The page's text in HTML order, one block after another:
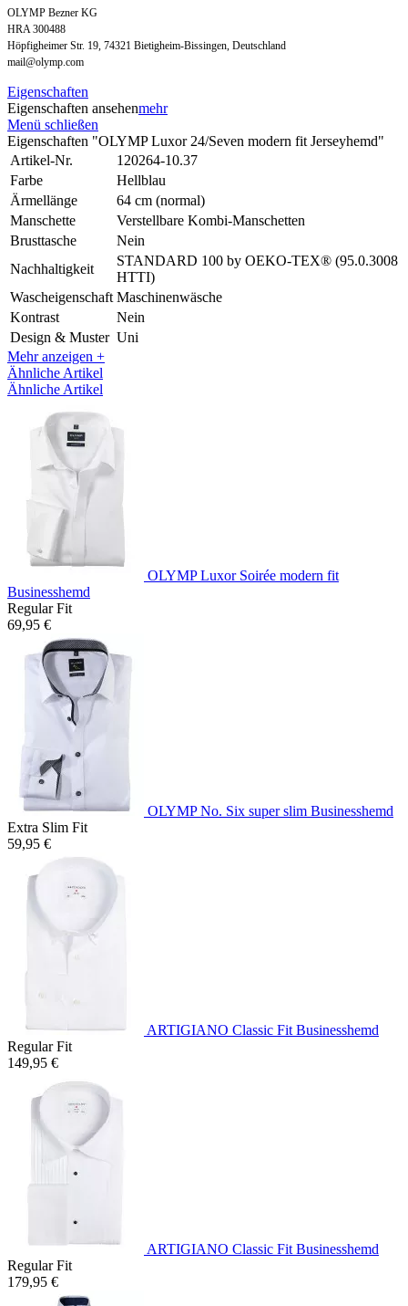
OLYMP Bezner KG
HRA 300488
Höpfigheimer Str. 19, 74321 Bietigheim-Bissingen, Deutschland
mail@olymp.com
Eigenschaften
Eigenschaften ansehenmehr
Menü schließen
Eigenschaften "OLYMP Luxor 24/Seven modern fit Jerseyhemd"
Artikel-Nr.
120264-10.37
Farbe
Hellblau
Ärmellänge
64 cm (normal)
Manschette
Verstellbare Kombi-Manschetten
Brusttasche
Nein
Nachhaltigkeit
STANDARD 100 by OEKO-TEX® (95.0.3008
HTTI)
Wascheigenschaft Maschinenwäsche
Kontrast
Nein
Design & Muster Uni
Mehr anzeigen +
Ähnliche Artikel
Ähnliche Artikel
OLYMP Luxor Soirée modern fit
Businesshemd
Regular Fit
69,95 €
OLYMP No. Six super slim Businesshemd
Extra Slim Fit
59,95 €
ARTIGIANO Classic Fit Businesshemd
Regular Fit
149,95 €
ARTIGIANO Classic Fit Businesshemd
Regular Fit
179,95 €